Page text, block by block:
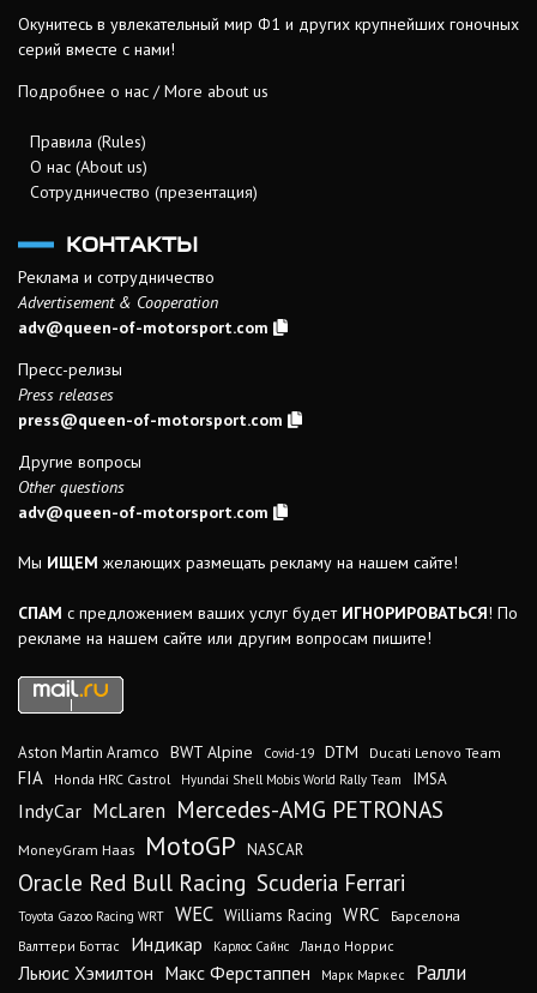
Окунитесь в увлекательный мир Ф1 и других крупнейших гоночных
серий вместе с нами!
Подробнее о нас / More about us
Правила (Rules)
О нас (About us)
Сотрудничество (презентация)
КОНТАКТЫ
Реклама и сотрудничество
Advertisement & Cooperation
adv@queen-of-motorsport.com
Пресс-релизы
Press releases
press@queen-of-motorsport.com
Другие вопросы
Other questions
adv@queen-of-motorsport.com
Мы ИЩЕМ желающих размещать рекламу на нашем сайте!
СПАМ с предложением ваших услуг будет ИГНОРИРОВАТЬСЯ! По
рекламе на нашем сайте или другим вопросам пишите!
Aston Martin Aramco BWT Alpine Covid-19 DTM Ducati Lenovo Team
FIA Honda HRC Castrol Hyundai Shell Mobis World Rally Team IMSA
IndyCar McLaren Mercedes-AMG PETRONAS
MoneyGram Haas MotoGP NASCAR
Oracle Red Bull Racing Scuderia Ferrari
Toyota Gazoo Racing WRT WEC Williams Racing WRC
Барселона
Валттери Боттас
Индикар Карлос Сайнс Ландо Норрис
Льюис Хэмилтон Макс Ферстаппен Марк Маркес Ралли